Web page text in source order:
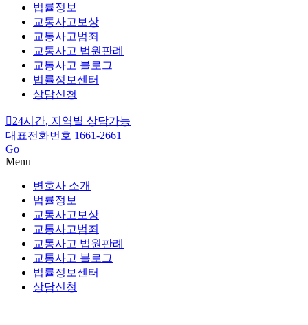
법률정보
교통사고보상
교통사고범죄
교통사고 법원판례
교통사고 블로그
법률정보센터
상담신청
24시간, 지역별 상담가능
대표전화번호 1661-2661
Go
Menu
변호사 소개
법률정보
교통사고보상
교통사고범죄
교통사고 법원판례
교통사고 블로그
법률정보센터
상담신청